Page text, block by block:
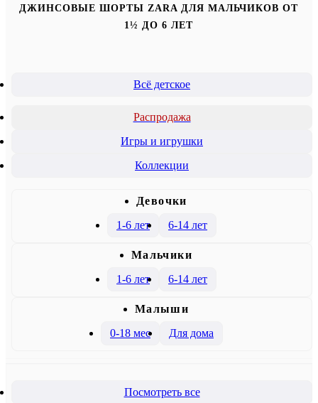
ДЖИНСОВЫЕ ШОРТЫ ZARA ДЛЯ МАЛЬЧИКОВ ОТ
1½ ДО 6 ЛЕТ
Всё детское
Распродажа
Игры и игрушки
Коллекции
Девочки
1-6 лет
6-14 лет
Mальчики
1-6 лет
6-14 лет
Малыши
0-18 мес
Для дома
Посмотреть все